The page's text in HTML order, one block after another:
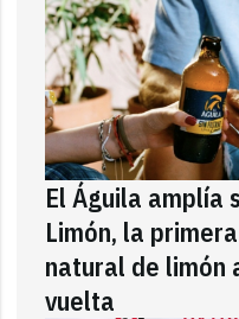
El Águila amplía
Limón, la
natural de limón
vuelta